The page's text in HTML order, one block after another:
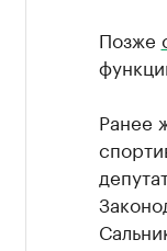
Позже
Ранее